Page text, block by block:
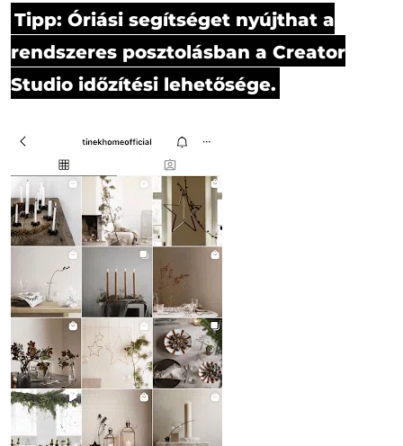
Tipp: Óriási segítséget nyújthat a
rendszeres posztolásban a Creator
Studio időzítési lehetősége.